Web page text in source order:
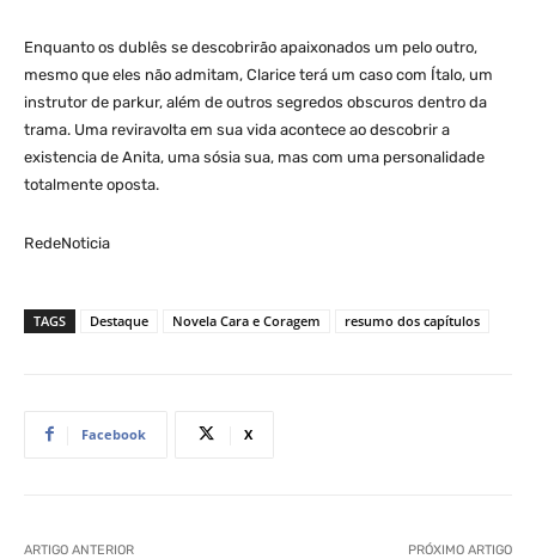
Enquanto os dublês se descobrirão apaixonados um pelo outro,
mesmo que eles não admitam, Clarice terá um caso com Ítalo, um
instrutor de parkur, além de outros segredos obscuros dentro da
trama. Uma reviravolta em sua vida acontece ao descobrir a
existencia de Anita, uma sósia sua, mas com uma personalidade
totalmente oposta.
RedeNoticia
TAGS Destaque Novela Cara e Coragem resumo dos capítulos
Facebook X
ARTIGO ANTERIOR PRÓXIMO ARTIGO